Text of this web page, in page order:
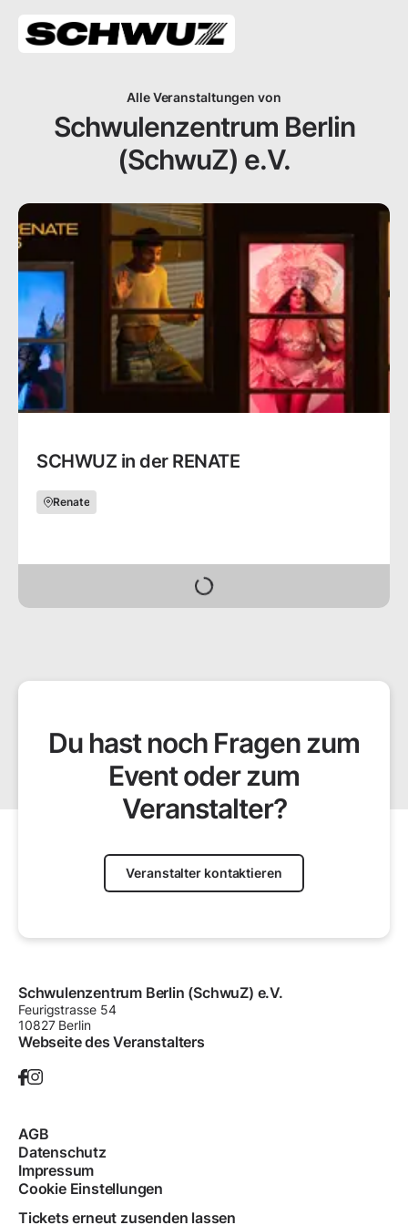
Alle Veranstaltungen von
Schwulenzentrum Berlin
(SchwuZ) e.V.
SCHWUZ in der RENATE
Renate
Tickets buchen
Du hast noch Fragen zum
Event oder zum
Veranstalter?
Veranstalter kontaktieren
Schwulenzentrum Berlin (SchwuZ) e.V.
Feurigstrasse 54
10827 Berlin
Webseite des Veranstalters
AGB
Datenschutz
Impressum
Cookie Einstellungen
Tickets erneut zusenden lassen